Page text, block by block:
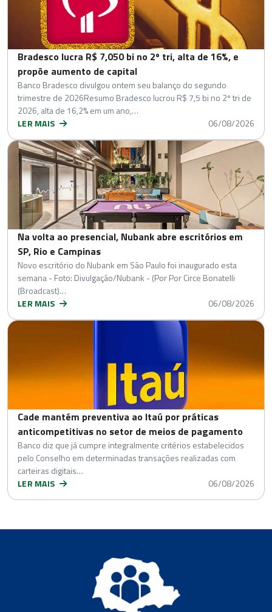
Bradesco lucra R$ 7,050 bi no 2º tri, alta de 16%, e
propõe aumento de capital
Banco Bradesco divulgou ontem seu balanço do segundo
trimestre de 2026Resumo Bradesco lucrou R$ 7,5 bi no 2º tri de
2026, alta de 16,2% em um ano,…
LER MAIS
06/08/2026
Na volta ao presencial, Nubank abre escritórios em
SP, Rio e Campinas
Novo escritório do Nubank em São Paulo foi inaugurado esta
semana - Foto: Divulgação/Nubank - (Por Por Circe Bonatelli
(Broadcast)…
LER MAIS
06/08/2026
Cade mantém preventiva ao Itaú por práticas
anticompetitivas no setor de meios de pagamento
Banco diz que já cumpre integralmente critérios estabelecidos
pelo Conselho em determinadas transações realizadas com
carteiras digitais…
LER MAIS
06/08/2026